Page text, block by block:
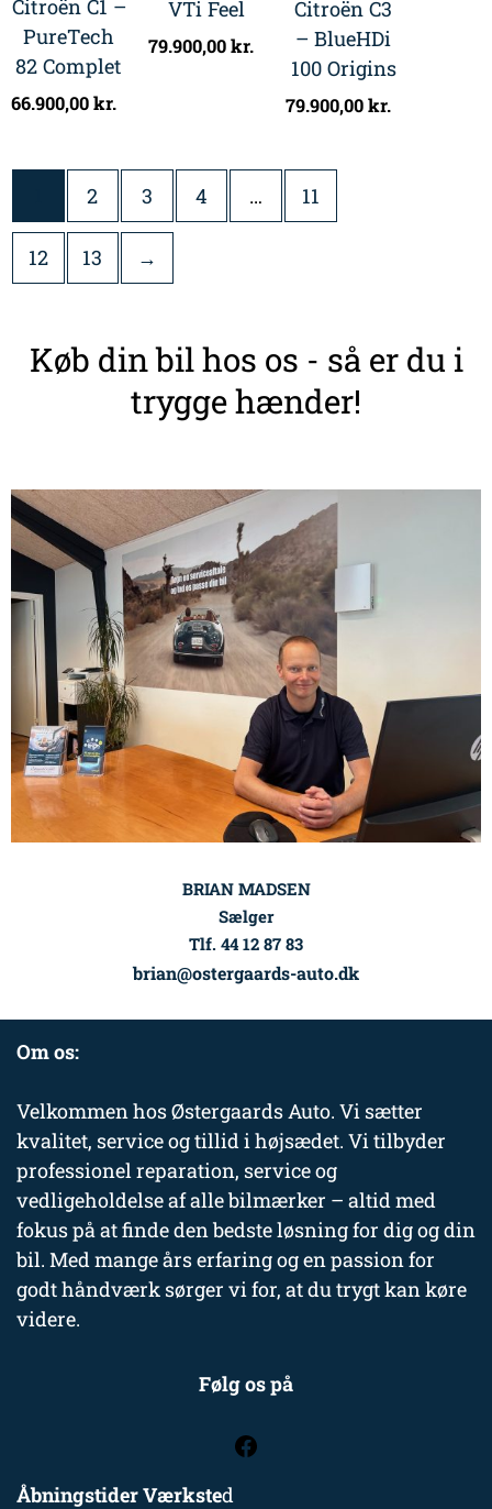
Citroën C1 –
PureTech
82 Complet
66.900,00kr.
VTi Feel
79.900,00kr.
Citroën C3
– BlueHDi
100 Origins
79.900,00kr.
2 3 4 … 11
12 13 →
Køb din bil hos os - så er du i
trygge hænder!
BRIAN MADSEN
Sælger
Tlf. 44 12 87 83
brian@ostergaards-auto.dk
Om os:
Velkommen hos Østergaards Auto. Vi sætter
kvalitet, service og tillid i højsædet. Vi tilbyder
professionel reparation, service og
vedligeholdelse af alle bilmærker – altid med
fokus på at finde den bedste løsning for dig og din
bil. Med mange års erfaring og en passion for
godt håndværk sørger vi for, at du trygt kan køre
videre.
Følg os på
Åbningstider Værksted